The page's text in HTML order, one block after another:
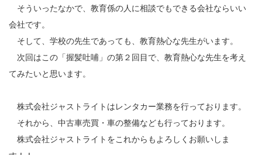
そういったなかで、教育係の人に相談でもできる会社ならいい
会社です。
そして、学校の先生であっても、教育熱心な先生がいます。
次回はこの「握髪吐哺」の第２回目で、教育熱心な先生を考え
てみたいと思います。
株式会社ジャストライトはレンタカー業務を行っております。
それから、中古車売買・車の整備なども行っております。
株式会社ジャストライトをこれからもよろしくお願いしま